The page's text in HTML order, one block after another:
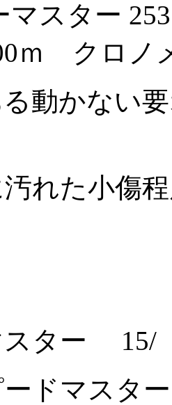
マスター
ｍ クロノ
動かない
れた小傷
スター 15/
ドマスタ